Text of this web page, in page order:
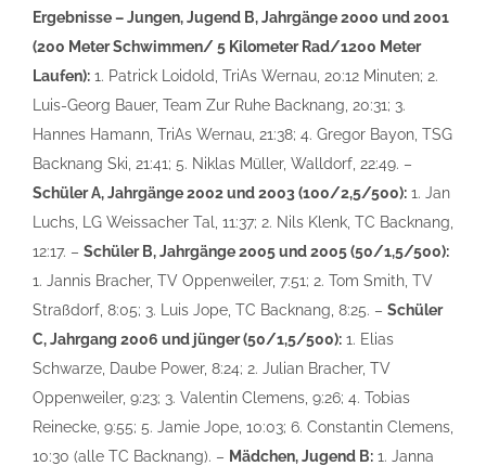
Ergebnisse – Jungen, Jugend B, Jahrgänge 2000 und 2001
(200 Meter Schwimmen/ 5 Kilometer Rad/1200 Meter
Laufen): 1. Patrick Loidold, TriAs Wernau, 20:12 Minuten; 2.
Luis-Georg Bauer, Team Zur Ruhe Backnang, 20:31; 3.
Hannes Hamann, TriAs Wernau, 21:38; 4. Gregor Bayon, TSG
Backnang Ski, 21:41; 5. Niklas Müller, Walldorf, 22:49. –
Schüler A, Jahrgänge 2002 und 2003 (100/2,5/500): 1. Jan
Luchs, LG Weissacher Tal, 11:37; 2. Nils Klenk, TC Backnang,
12:17. – Schüler B, Jahrgänge 2005 und 2005 (50/1,5/500):
1. Jannis Bracher, TV Oppenweiler, 7:51; 2. Tom Smith, TV
Straßdorf, 8:05; 3. Luis Jope, TC Backnang, 8:25. – Schüler
C, Jahrgang 2006 und jünger (50/1,5/500): 1. Elias
Schwarze, Daube Power, 8:24; 2. Julian Bracher, TV
Oppenweiler, 9:23; 3. Valentin Clemens, 9:26; 4. Tobias
Reinecke, 9:55; 5. Jamie Jope, 10:03; 6. Constantin Clemens,
10:30 (alle TC Backnang). – Mädchen, Jugend B: 1. Janna